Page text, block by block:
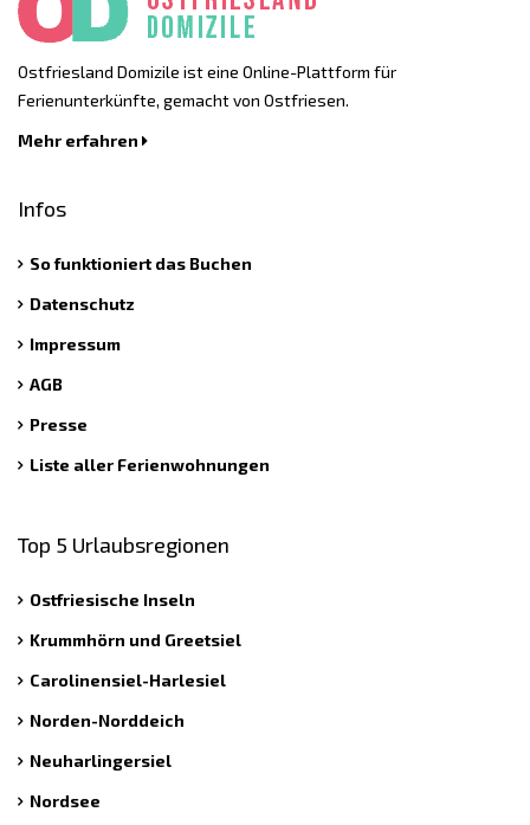
Ostfriesland Domizile ist eine Online-Plattform für
Ferienunterkünfte, gemacht von Ostfriesen.
Mehr erfahren
Infos
So funktioniert das Buchen
Datenschutz
Impressum
AGB
Presse
Liste aller Ferienwohnungen
Top 5 Urlaubsregionen
Ostfriesische Inseln
Krummhörn und Greetsiel
Carolinensiel-Harlesiel
Norden-Norddeich
Neuharlingersiel
Nordsee